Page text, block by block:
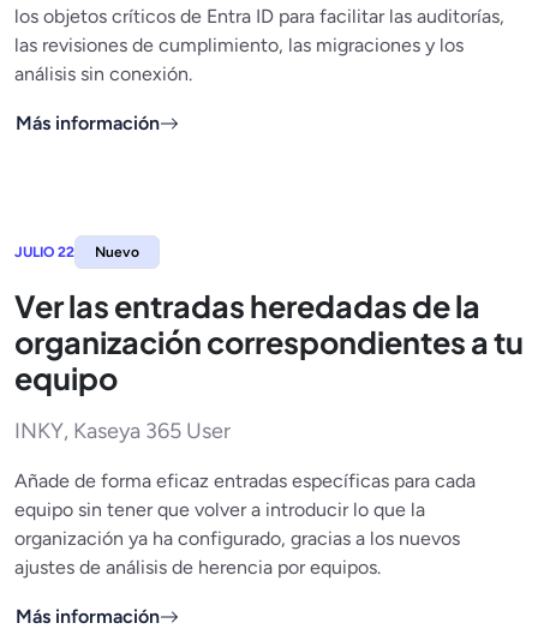
los objetos críticos de Entra ID para facilitar las auditorías,
las revisiones de cumplimiento, las migraciones y los
análisis sin conexión.
Más información
JULIO 22 Nuevo
Ver las entradas heredadas de la
organización correspondientes a tu
equipo
INKY, Kaseya 365 User
Añade de forma eficaz entradas específicas para cada
equipo sin tener que volver a introducir lo que la
organización ya ha configurado, gracias a los nuevos
ajustes de análisis de herencia por equipos.
Más información